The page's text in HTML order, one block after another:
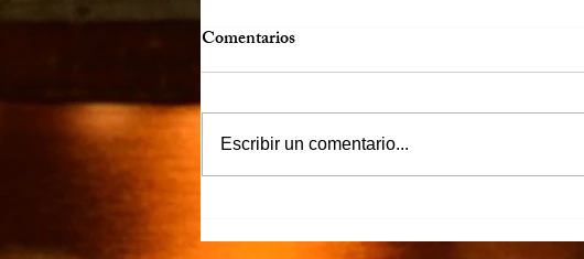
familiares y amigos
Comentarios
Escribir un comentario...